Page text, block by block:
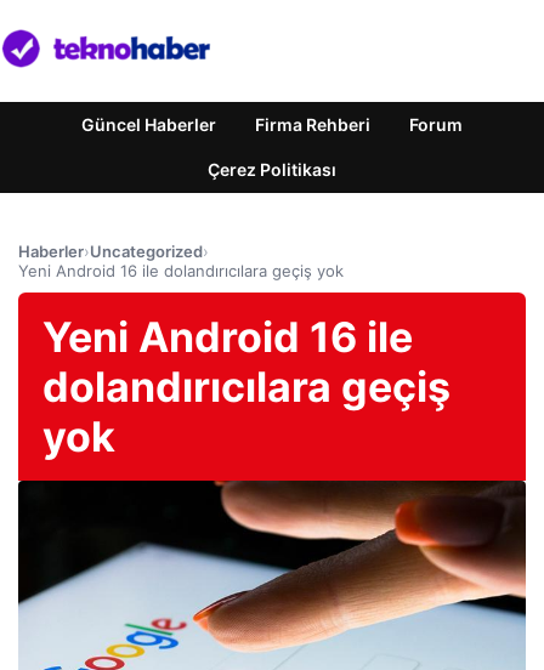
Güncel Haberler Firma Rehberi Forum
Çerez Politikası
Haberler›Uncategorized›
Yeni Android 16 ile dolandırıcılara geçiş yok
Yeni Android 16 ile
dolandırıcılara geçiş
yok